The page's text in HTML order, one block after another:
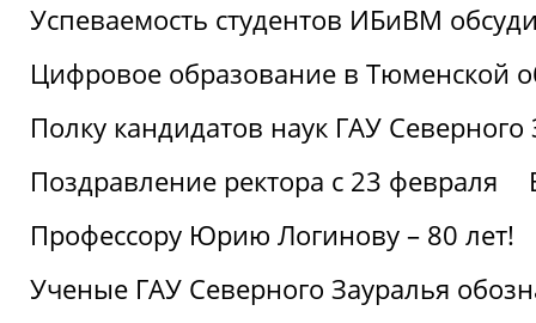
Успеваемость студентов ИБиВМ
Цифровое образование в Тюменской
Полку кандидатов наук ГАУ
Поздравление ректора с 23 февраля
Профессору Юрию Логинову – 80 лет!
Ученые ГАУ Северного Зауралья